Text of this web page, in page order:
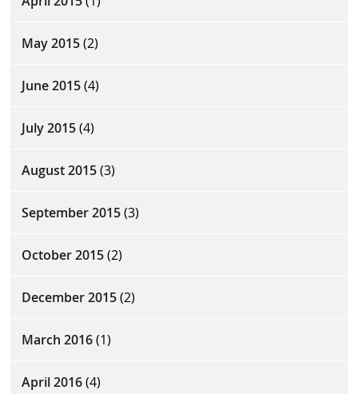
May 2015(2)
June 2015(4)
July 2015(4)
August 2015(3)
September 2015(3)
October 2015(2)
December 2015(2)
March 2016(1)
April 2016(4)